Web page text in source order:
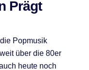
Prägt
Popmusik
über die 80er
heute noch